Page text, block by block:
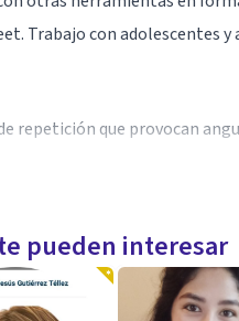
Trabajo con adolescentes y
repetición que provocan
para así poder
pueden interesar